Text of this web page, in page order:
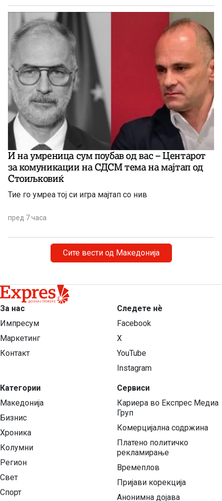
И на умреница сум поубав од вас – Центарот
за комуникации на СДСМ тема на мајтап од
Стоиљковиќ
Тие го умреа тој си игра мајтап со нив
пред 7 часа
Сите вести од Македонија
За нас
Импресум
Маркетинг
Контакт
Категории
Македонија
Бизнис
Хроника
Колумни
Регион
Свет
Спорт
Следете нѐ
Facebook
X
YouTube
Instagram
Сервиси
Кариера во Експрес Медиа
Груп
Комерцијална содржина
Платено политичко
рекламирање
Времеплов
Пријави корекција
Анонимна дојава